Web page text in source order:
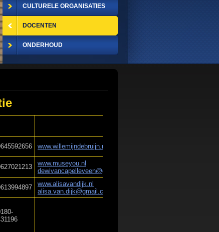
www.willemijndebruijn.nl
www.museyou.nl
dewivancapelleveen@gmail.com
www.alisavandijk.nl
alisa.van.dijk@gmail.com
CULTURELE ORGANISATIES
DOCENTEN
ONDERHOUD